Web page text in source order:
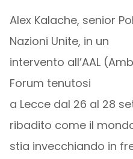
Alex Kalache, senior
Nazioni Unite, in un
intervento all’AAL
Forum tenutosi
a Lecce dal 26 al 28
ribadito come il
stia invecchiando in